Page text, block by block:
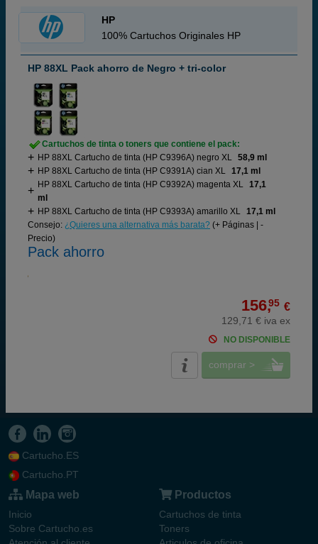
HP
100% Cartuchos Originales HP
HP 88XL Pack ahorro de Negro + tri-color
Cartuchos de tinta o toners que contiene el pack:
HP 88XL Cartucho de tinta (HP C9396A) negro XL 58,9 ml
HP 88XL Cartucho de tinta (HP C9391A) cian XL 17,1 ml
HP 88XL Cartucho de tinta (HP C9392A) magenta XL 17,1
ml
HP 88XL Cartucho de tinta (HP C9393A) amarillo XL 17,1 ml
Consejo: ¿Quieres una alternativa más barata? (+ Páginas | -
Precio)
Pack ahorro
156,95 €
129,71 € iva ex
NO DISPONIBLE
comprar >
Cartucho.ES
Cartucho.PT
Mapa web
Inicio
Sobre Cartucho.es
Productos
Cartuchos de tinta
Toners